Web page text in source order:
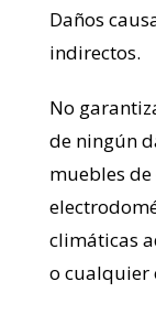
Daños
indirectos.
No
de ningún
muebles
climáticas
o cualquier